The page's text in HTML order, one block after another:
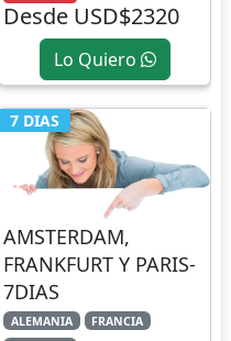
Desde USD$2320
Lo Quiero
7 DIAS
AMSTERDAM,
FRANKFURT Y PARIS-
7DIAS
ALEMANIA
FRANCIA